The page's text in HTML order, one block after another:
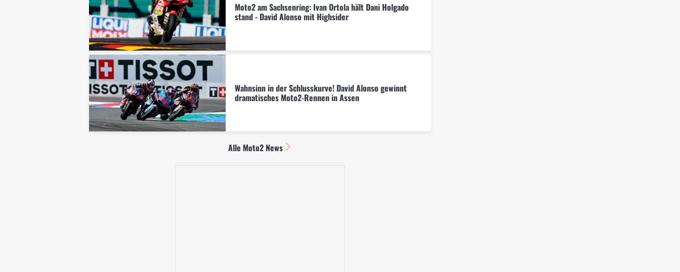
Moto2 am Sachsenring: Ivan Ortola hält Dani Holgado
stand - David Alonso mit Highsider
Wahnsinn in der Schlusskurve! David Alonso gewinnt
dramatisches Moto2-Rennen in Assen
Alle Moto2 News